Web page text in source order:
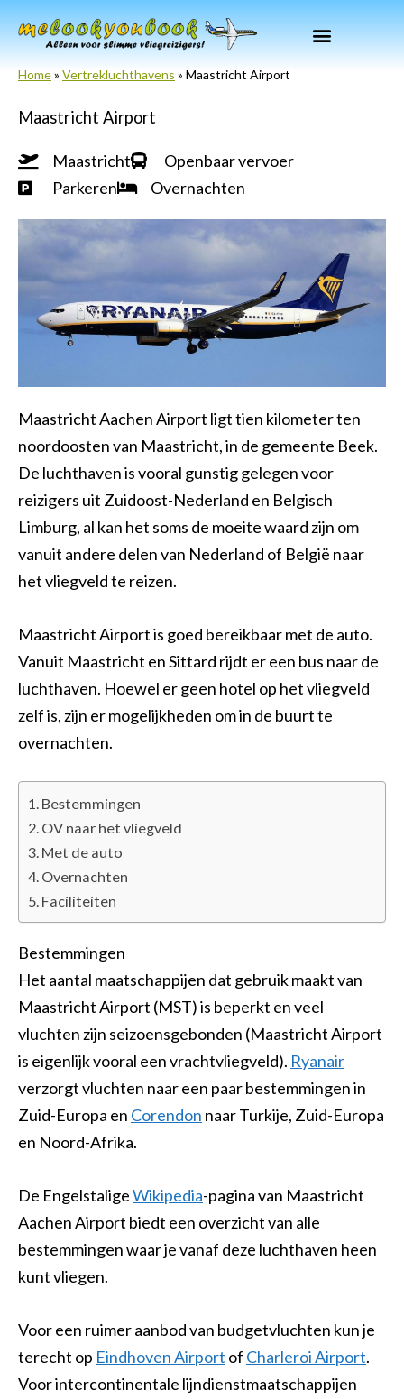
Ga
naar
Home» Vertrekluchthavens » Maastricht Airport
Maastricht Airport
Maastricht
Openbaar vervoer
Parkeren
Overnachten
Maastricht Aachen Airport ligt tien kilometer ten
noordoosten van Maastricht, in de gemeente Beek.
De luchthaven is vooral gunstig gelegen voor
reizigers uit Zuidoost-Nederland en Belgisch
Limburg, al kan het soms de moeite waard zijn om
vanuit andere delen van Nederland of België naar
het vliegveld te reizen.
Maastricht Airport is goed bereikbaar met de auto.
Vanuit Maastricht en Sittard rijdt er een bus naar de
luchthaven. Hoewel er geen hotel op het vliegveld
zelf is, zijn er mogelijkheden om in de buurt te
overnachten.
Bestemmingen
OV naar het vliegveld
Met de auto
Overnachten
Faciliteiten
Bestemmingen
Het aantal maatschappijen dat gebruik maakt van
Maastricht Airport (MST) is beperkt en veel
vluchten zijn seizoensgebonden (Maastricht Airport
is eigenlijk vooral een vrachtvliegveld). Ryanair
verzorgt vluchten naar een paar bestemmingen in
Zuid-Europa en Corendon naar Turkije, Zuid-Europa
en Noord-Afrika.
De EngelstaligeWikipedia-pagina van Maastricht
Aachen Airport biedt een overzicht van alle
bestemmingen waar je vanaf deze luchthaven heen
kunt vliegen.
Voor een ruimer aanbod van budgetvluchten kun je
terecht op Eindhoven Airport of Charleroi Airport.
Voor intercontinentale lijndienstmaatschappijen